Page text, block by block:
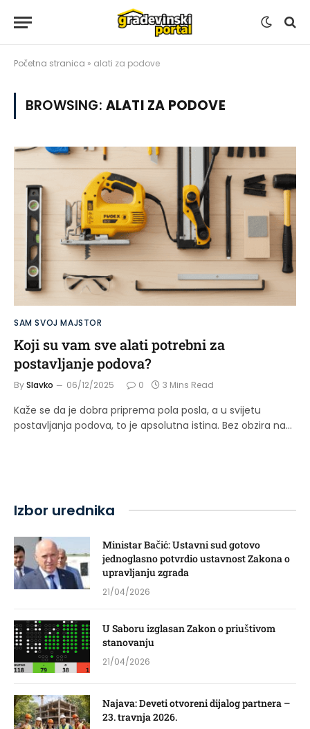
Početna stranica » alati za podove
BROWSING: ALATI ZA PODOVE
SAM SVOJ MAJSTOR
Koji su vam sve alati potrebni za
postavljanje podova?
BySlavko 06/12/2025 0 3 Mins Read
Kaže se da je dobra priprema pola posla, a u svijetu
postavljanja podova, to je apsolutna istina. Bez obzira na…
Izbor urednika
Ministar Bačić: Ustavni sud gotovo
jednoglasno potvrdio ustavnost Zakona o
upravljanju zgrada
21/04/2026
U Saboru izglasan Zakon o priuštivom
stanovanju
21/04/2026
Najava: Deveti otvoreni dijalog partnera –
23. travnja 2026.